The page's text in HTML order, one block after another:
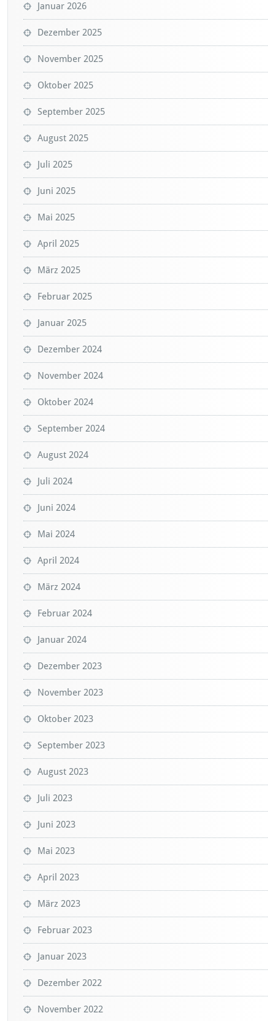
Januar 2026
Dezember 2025
November 2025
Oktober 2025
September 2025
August 2025
Juli 2025
Juni 2025
Mai 2025
April 2025
März 2025
Februar 2025
Januar 2025
Dezember 2024
November 2024
Oktober 2024
September 2024
August 2024
Juli 2024
Juni 2024
Mai 2024
April 2024
März 2024
Februar 2024
Januar 2024
Dezember 2023
November 2023
Oktober 2023
September 2023
August 2023
Juli 2023
Juni 2023
Mai 2023
April 2023
März 2023
Februar 2023
Januar 2023
Dezember 2022
November 2022